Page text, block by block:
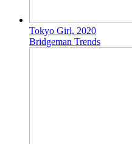
Tokyo Girl, 2020
Bridgeman Trends